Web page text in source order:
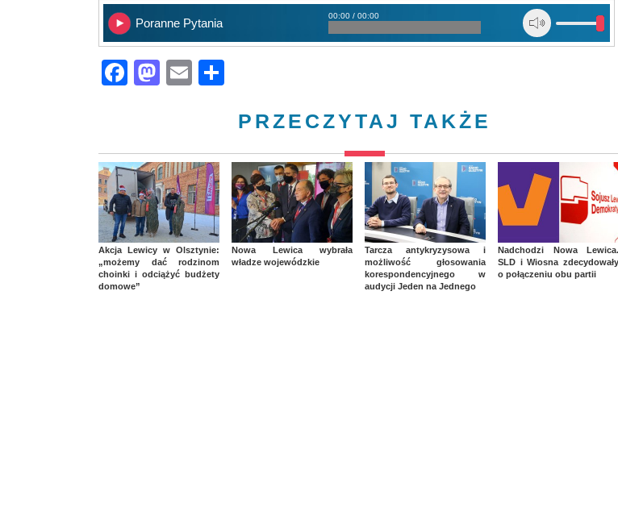
Poranne Pytania
00:00 / 00:00
Facebook
Mastodon
Email
PRZECZYTAJ TAKŻE
Akcja Lewicy w Olsztynie:
„możemy dać rodzinom
choinki i odciążyć budżety
domowe”
Nowa Lewica wybrała
władze wojewódzkie
Tarcza antykryzysowa i
możliwość głosowania
korespondencyjnego w
audycji Jeden na Jednego
Nadchodzi Nowa Lewica.
SLD i Wiosna zdecydowały
o połączeniu obu partii